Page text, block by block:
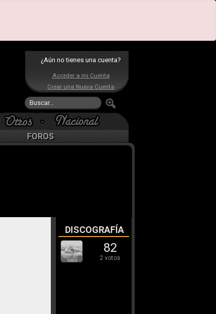
¿Aún no tienes una cuenta?
Acceder a mi Cuenta
Crear una Nueva Cuenta
FOROS
DISCOGRAFÍA
82
2 votos